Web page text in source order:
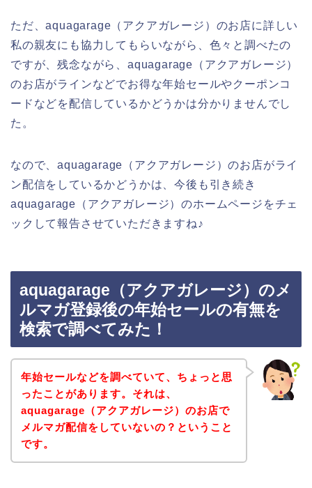
ただ、aquagarage（アクアガレージ）のお店に詳しい
私の親友にも協力してもらいながら、色々と調べたの
ですが、残念ながら、aquagarage（アクアガレージ）
のお店がラインなどでお得な年始セールやクーポンコ
ードなどを配信しているかどうかは分かりませんでし
た。
なので、aquagarage（アクアガレージ）のお店がライ
ン配信をしているかどうかは、今後も引き続き
aquagarage（アクアガレージ）のホームページをチェ
ックして報告させていただきますね♪
aquagarage（アクアガレージ）のメ
ルマガ登録後の年始セールの有無を
検索で調べてみた！
年始セールなどを調べていて、ちょっと思
ったことがあります。それは、
aquagarage（アクアガレージ）のお店で
メルマガ配信をしていないの？ということ
です。